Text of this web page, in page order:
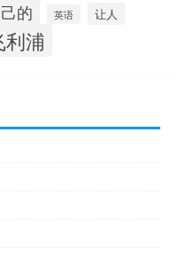
的 英语 让人
利浦